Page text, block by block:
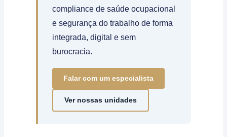
compliance de saúde ocupacional
e segurança do trabalho de forma
integrada, digital e sem
burocracia.
Falar com um especialista
Ver nossas unidades